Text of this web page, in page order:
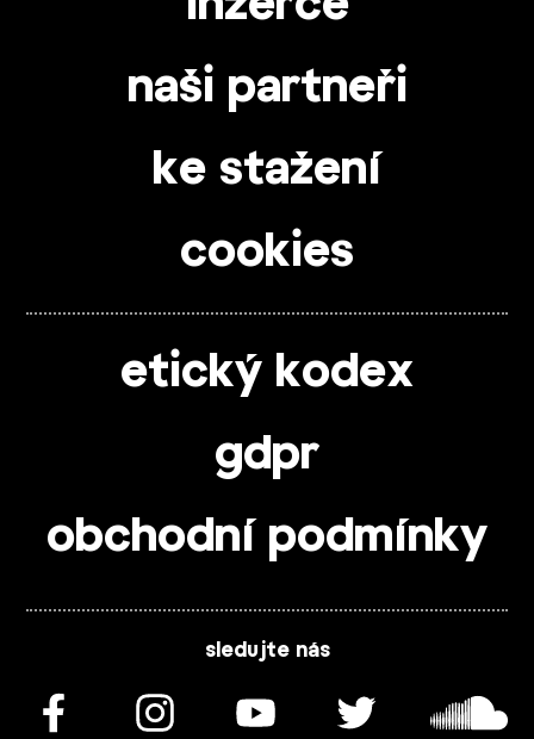
naši partneři
ke stažení
cookies
etický kodex
gdpr
obchodní podmínky
sledujte nás